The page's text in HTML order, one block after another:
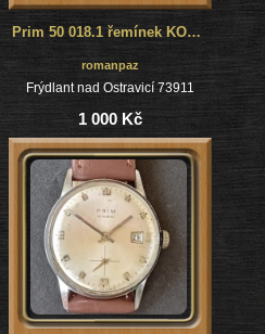
Prim 50 018.1 řemínek KOVOTEX TRENČÍN
romanpaz
Frýdlant nad Ostravicí 73911
1 000 Kč